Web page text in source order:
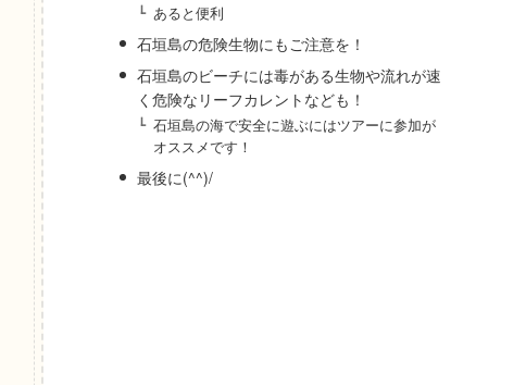
あると便利
石垣島の危険生物にもご注意を！
石垣島のビーチには毒がある生物や流れが速
く危険なリーフカレントなども！
石垣島の海で安全に遊ぶにはツアーに参加が
オススメです！
最後に(^^)/